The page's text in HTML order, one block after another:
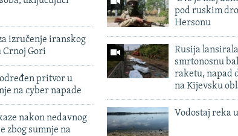
izručenje iranskog
Crnoj Gori
pritvor u
na cyber napade
nakon nedavnog
zbog sumnje na
pod ruskim
Hersonu
Rusija lansirala
smrtonosnu
raketu, napad
na Kijevsku
Vodostaj reka